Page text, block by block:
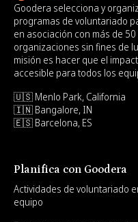
Goodera selecciona y
programas de voluntariado
en asociación con más de 50
organizaciones sin fines de
misión es hacer que el
accesible para todos los
🇺🇸 Menlo Park, California
🇮🇳 Bangalore, IN
🇪🇸 Barcelona, ES
Planifica con Goodera
Actividades de voluntariado
equipo